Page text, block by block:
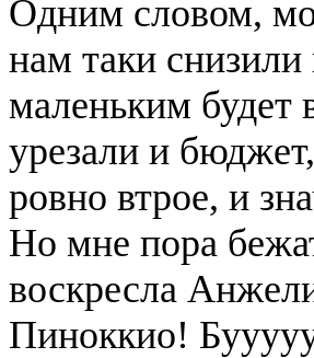
Одним словом,
нам таки
маленьким будет
урезали и
ровно втрое, и
Но мне пора
воскресла
Пиноккио!